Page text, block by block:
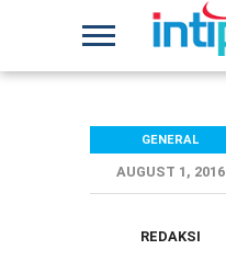
GENERAL
AUGUST 1, 2016
REDAKSI